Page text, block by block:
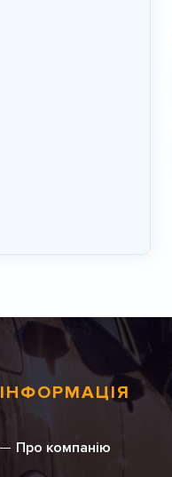
ІНФОРМАЦІЯ
Про компанію